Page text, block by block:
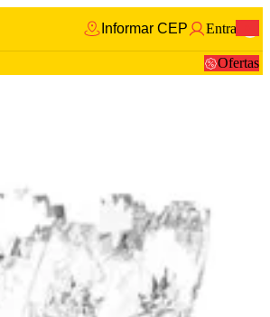
Informar CEP Entrar
Ofertas